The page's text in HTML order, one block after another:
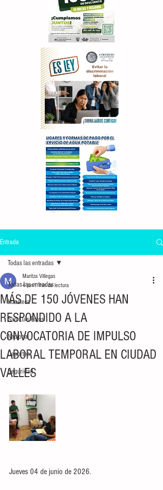
Entrada
Todas las entradas
Huasteca
San Luis Potosí
Nacional
Deportes
Seguridad
Todas las entradas
MÁS DE 150 JÓVENES HAN
RESPONDIDO A LA
CONVOCATORIA DE IMPULSO
LABORAL TEMPORAL EN CIUDAD
VALLES
Maritza Villegas
4 jun1 min de lectura
Jueves 04 de junio de 2026.